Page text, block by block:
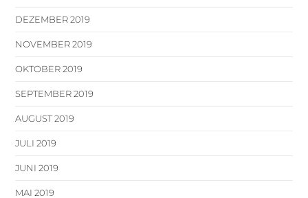
DEZEMBER 2019
NOVEMBER 2019
OKTOBER 2019
SEPTEMBER 2019
AUGUST 2019
JULI 2019
JUNI 2019
MAI 2019